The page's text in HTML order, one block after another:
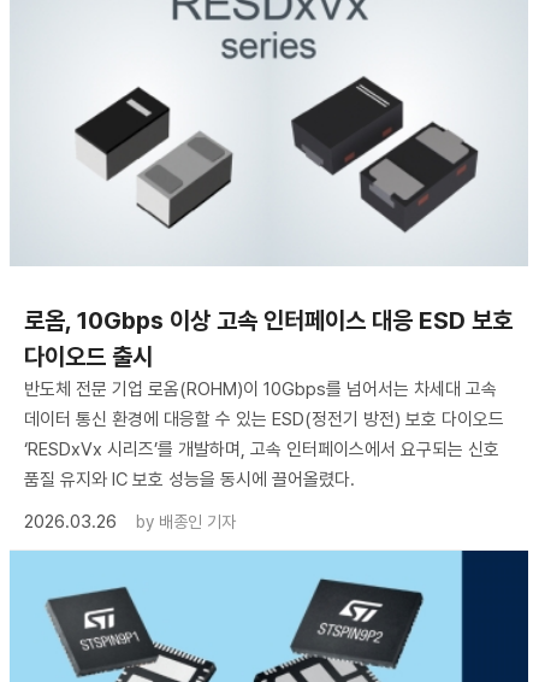
로옴, 10Gbps 이상 고속 인터페이스 대응 ESD 보호
다이오드 출시
반도체 전문 기업 로옴(ROHM)이 10Gbps를 넘어서는 차세대 고속
데이터 통신 환경에 대응할 수 있는 ESD(정전기 방전) 보호 다이오드
‘RESDxVx 시리즈’를 개발하며, 고속 인터페이스에서 요구되는 신호
품질 유지와 IC 보호 성능을 동시에 끌어올렸다.
2026.03.26
by 배종인 기자